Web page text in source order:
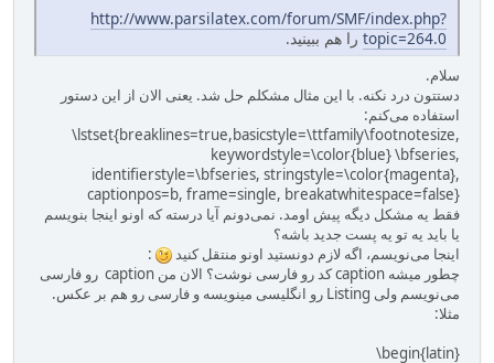
http://www.parsilatex.com/forum/SMF/index.php?
topic=264.0 را هم ببینید.
سلام.
دستتون درد نکنه. با این مثال مشکلم حل شد. یعنی الان از این دستور
استفاده می‌کنم:
\lstset{breaklines=true,basicstyle=\ttfamily\footnotesize,
keywordstyle=\color{blue} \bfseries,
identifierstyle=\bfseries, stringstyle=\color{magenta},
captionpos=b, frame=single, breakatwhitespace=false}
فقط یه مشکل دیگه پیش اومد. نمی‌دونم آیا درسته که اونو اینجا بنویسم
یا باید یه تو یه پست جدید باشه؟
اینجا می‌نویسم، اگه لازم دونستید اونو منتقل کنید
:
چطور میشه caption کد رو فارسی نوشت؟ الان من caption رو فارسی
می‌نویسم ولی Listing رو انگلیسی مینویسه و فارسی رو هم بر عکس.
مثلا:
\begin{latin}